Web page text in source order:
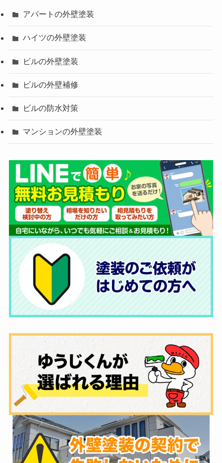
アパートの外壁塗装
ハイツの外壁塗装
ビルの外壁塗装
ビルの外壁補修
ビルの防水対策
マンションの外壁塗装